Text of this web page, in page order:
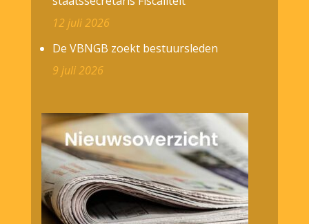
12 juli 2026
De VBNGB zoekt bestuursleden
9 juli 2026